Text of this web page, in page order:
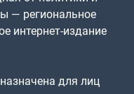
— региональное
интернет-издание
для лиц